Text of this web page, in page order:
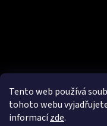
Tento web používá
tohoto webu
informacízde.